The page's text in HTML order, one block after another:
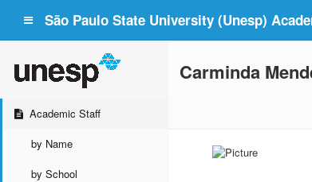
São Paulo State University (Unesp)
Academic Staff
by Name
by School
Carminda